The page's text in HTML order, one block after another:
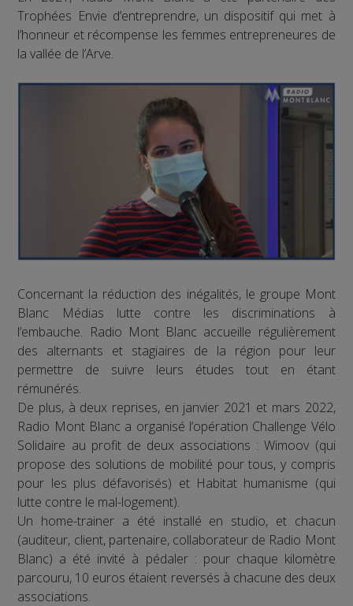
Trophées Envie d’entreprendre, un dispositif qui met à
l’honneur et récompense les femmes entrepreneures de
la vallée de l’Arve.
Concernant la réduction des inégalités, le groupe Mont
Blanc Médias lutte contre les discriminations à
l’embauche. Radio Mont Blanc accueille régulièrement
des alternants et stagiaires de la région pour leur
permettre de suivre leurs études tout en étant
rémunérés.
De plus, à deux reprises, en janvier 2021 et mars 2022,
Radio Mont Blanc a organisé l’opération Challenge Vélo
Solidaire au profit de deux associations : Wimoov (qui
propose des solutions de mobilité pour tous, y compris
pour les plus défavorisés) et Habitat humanisme (qui
lutte contre le mal-logement).
Un home-trainer a été installé en studio, et chacun
(auditeur, client, partenaire, collaborateur de Radio Mont
Blanc) a été invité à pédaler : pour chaque kilomètre
parcouru, 10 euros étaient reversés à chacune des deux
associations.